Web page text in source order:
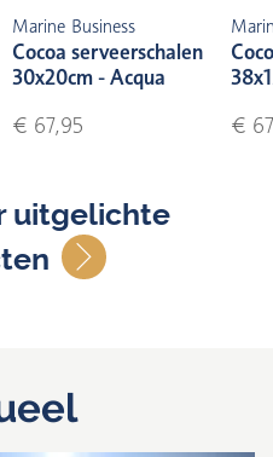
Marine Business
Cocoa serveerschalen
30x20cm - Acqua
€ 67,95
€
uitgelichte